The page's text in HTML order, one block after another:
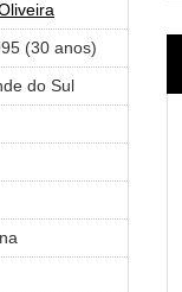
(30 anos)
do Sul